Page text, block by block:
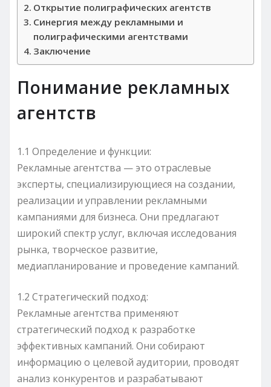
Открытие полиграфических агентств
Синергия между рекламными и
полиграфическими агентствами
Заключение
Понимание рекламных
агентств
1.1 Определение и функции:
Рекламные агентства — это отраслевые
эксперты, специализирующиеся на создании,
реализации и управлении рекламными
кампаниями для бизнеса. Они предлагают
широкий спектр услуг, включая исследования
рынка, творческое развитие,
медиапланирование и проведение кампаний.
1.2 Стратегический подход:
Рекламные агентства применяют
стратегический подход к разработке
эффективных кампаний. Они собирают
информацию о целевой аудитории, проводят
анализ конкурентов и разрабатывают